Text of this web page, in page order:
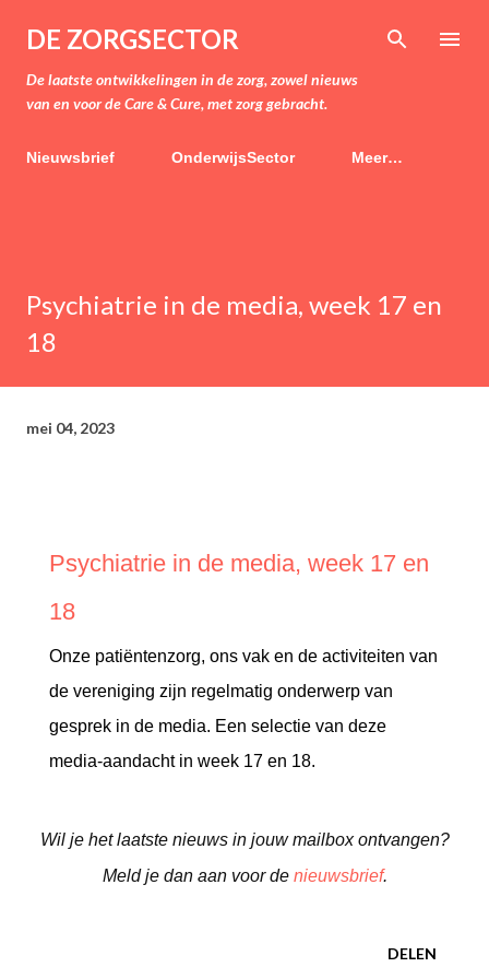
Doorgaan naar hoofdcontent
DE ZORGSECTOR
De laatste ontwikkelingen in de zorg, zowel nieuws
van en voor de Care & Cure, met zorg gebracht.
Nieuwsbrief OnderwijsSector Meer…
Psychiatrie in de media, week 17 en
18
mei 04, 2023
Psychiatrie in de media, week 17 en
18
Onze patiëntenzorg, ons vak en de activiteiten van
de vereniging zijn regelmatig onderwerp van
gesprek in de media. Een selectie van deze
media-aandacht in week 17 en 18.
Wil je het laatste nieuws in jouw mailbox ontvangen?
Meld je dan aan voor de nieuwsbrief.
DELEN